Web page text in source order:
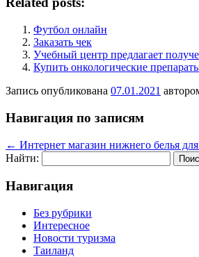
Футбол онлайн
Заказать чек
Учебный центр предлагает
Купить онкологические
Запись опубликована 07.01.2021
Навигация по записям
← Интернет магазин нижнего белья
Найти:
Навигация
Без рубрики
Интересное
Новости туризма
Таиланд